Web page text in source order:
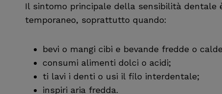
Il sintomo principale della sensibilità dentale
temporaneo, soprattutto quando:
bevi o mangi cibi e bevande fredde o
consumi alimenti dolci o acidi;
ti lavi i denti o usi il filo interdentale;
inspiri aria fredda.